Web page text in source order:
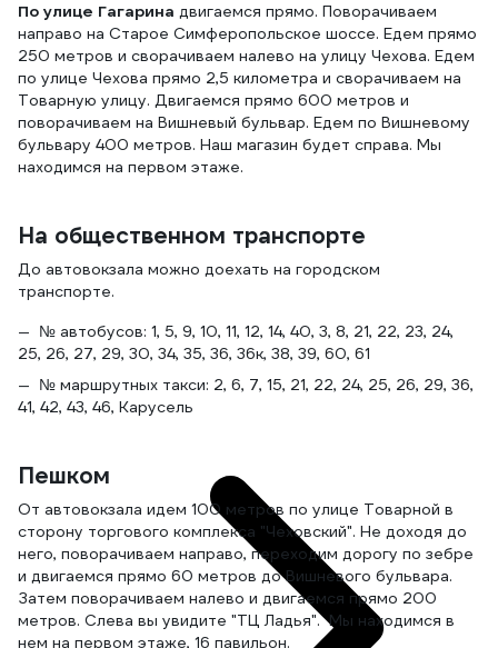
По улице Гагарина двигаемся прямо. Поворачиваем
направо на Старое Симферопольское шоссе. Едем прямо
250 метров и сворачиваем налево на улицу Чехова. Едем
по улице Чехова прямо 2,5 километра и сворачиваем на
Товарную улицу. Двигаемся прямо 600 метров и
поворачиваем на Вишневый бульвар. Едем по Вишневому
бульвару 400 метров. Наш магазин будет справа. Мы
находимся на первом этаже.
На общественном транспорте
До автовокзала можно доехать на городском
транспорте.
№ автобусов: 1, 5, 9, 10, 11, 12, 14, 40, 3, 8, 21, 22, 23, 24,
25, 26, 27, 29, 30, 34, 35, 36, 36к, 38, 39, 60, 61
№ маршрутных такси: 2, 6, 7, 15, 21, 22, 24, 25, 26, 29, 36,
41, 42, 43, 46, Карусель
Пешком
От автовокзала идем 100 метров по улице Товарной в
сторону торгового комплекса "Чеховский". Не доходя до
него, поворачиваем направо, переходим дорогу по зебре
и двигаемся прямо 60 метров до Вишневого бульвара.
Затем поворачиваем налево и двигаемся прямо 200
метров. Слева вы увидите "ТЦ Ладья". Мы находимся в
нем на первом этаже, 16 павильон.